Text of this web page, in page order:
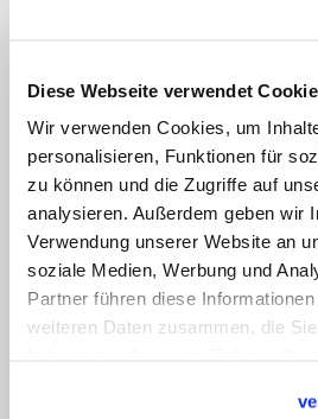
Diese Webseite verwendet
Wir verwenden Cookies, um
personalisieren, Funktionen für
zu können und die Zugriffe auf
analysieren. Außerdem geben wir
Verwendung unserer Website an
soziale Medien, Werbung und
Partner führen diese
weiteren Daten zusammen, die
Monaten international für
wurde im Februar wegen
Landesverrats und
mehr als 26 Jahren
(KNA)